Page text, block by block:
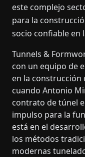
este complejo
para la
socio confiable en
Tunnels &
con un equipo de
en la construcción
cuando Antonio
contrato de túnel
impulso para la
está en el
los métodos
modernas